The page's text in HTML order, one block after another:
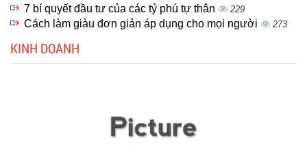
7 bí quyết đầu tư của các tỷ phú tự thân 229
Cách làm giàu đơn giản áp dụng cho mọi người 273
KINH DOANH